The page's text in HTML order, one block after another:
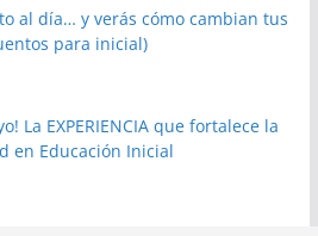
al día… y verás cómo cambian tus
para inicial)
La EXPERIENCIA que fortalece la
en Educación Inicial